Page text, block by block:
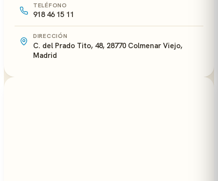
TELÉFONO
918 46 15 11
DIRECCIÓN
C. del Prado Tito, 48, 28770 Colmenar Viejo,
Madrid